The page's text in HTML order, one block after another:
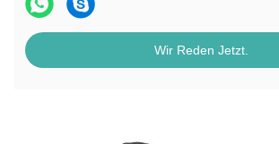
Wir Reden Jetzt.